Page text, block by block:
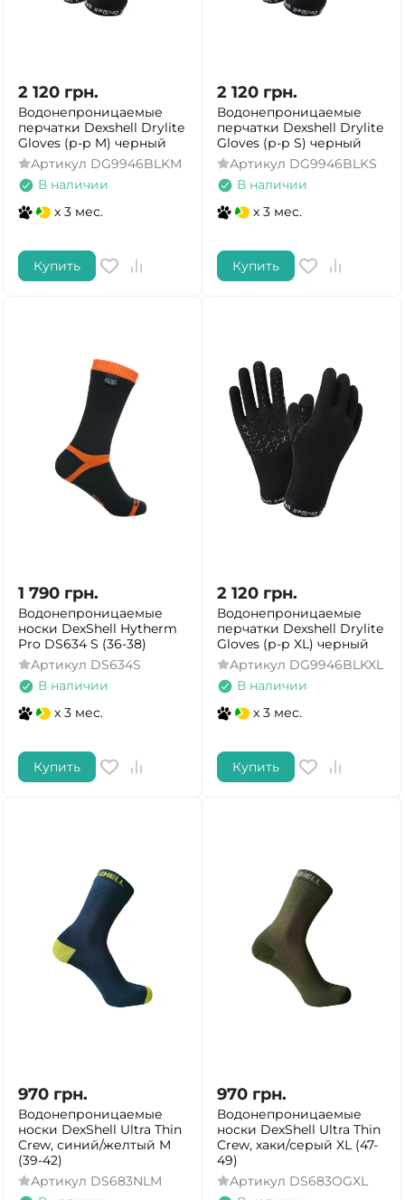
2 120 грн.
Водонепроницаемые
перчатки Dexshell Drylite
Gloves (р-р M) черный
Артикул DG9946BLKM
В наличии
x 3 мес.
Купить
2 120 грн.
Водонепроницаемые
перчатки Dexshell Drylite
Gloves (р-р S) черный
Артикул DG9946BLKS
В наличии
x 3 мес.
Купить
1 790 грн.
Водонепроницаемые
носки DexShell Hytherm
Pro DS634 S (36-38)
Артикул DS634S
В наличии
x 3 мес.
Купить
2 120 грн.
Водонепроницаемые
перчатки Dexshell Drylite
Gloves (р-р XL) черный
Артикул DG9946BLKXL
В наличии
x 3 мес.
Купить
970 грн.
Водонепроницаемые
носки DexShell Ultra Thin
Crew, синий/желтый M
(39-42)
Артикул DS683NLM
970 грн.
Водонепроницаемые
носки DexShell Ultra Thin
Crew, хаки/серый XL (47-
49)
Артикул DS683OGXL